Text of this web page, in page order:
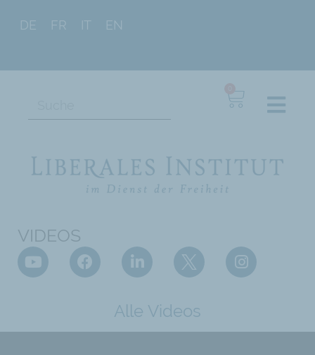
DE FR IT EN
VIDEOS
Alle Videos